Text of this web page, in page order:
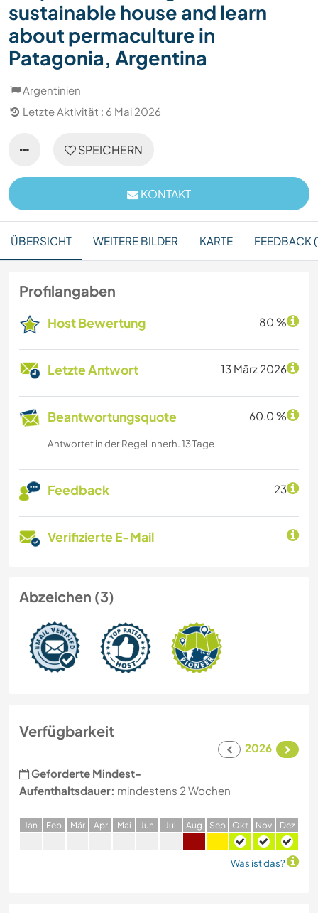
sustainable house and learn
about permaculture in
Patagonia, Argentina
Argentinien
Letzte Aktivität : 6 Mai 2026
SPEICHERN
KONTAKT
ÜBERSICHT WEITERE BILDER KARTE FEEDBACK
Profilangaben
Host Bewertung 80 %
Letzte Antwort 13 März 2026
Beantwortungsquote 60.0 %
Antwortet in der Regel innerh. 13 Tage
Feedback 23
Verifizierte E-Mail
Abzeichen (3)
Verfügbarkeit
2026
Geforderte Mindest-
Aufenthaltsdauer: mindestens 2 Wochen
Jan Feb Mär Apr Mai Jun Jul Aug Sep Okt Nov Dez
Was ist das?